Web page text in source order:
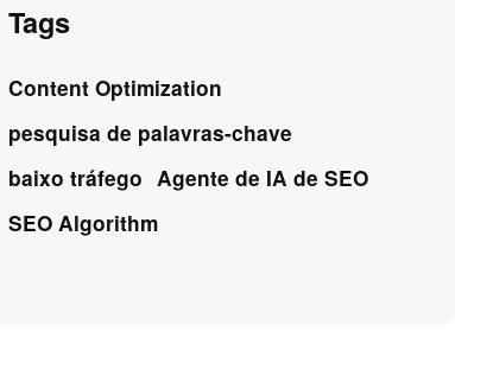
Tags
Content Optimization
pesquisa de palavras-chave
baixo tráfego Agente de IA de SEO
SEO Algorithm